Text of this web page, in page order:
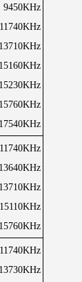
9450KHz
11740KHz
13710KHz
15160KHz
15230KHz
15760KHz
17540KHz
11740KHz
13640KHz
13710KHz
15110KHz
15760KHz
11740KHz
13730KHz